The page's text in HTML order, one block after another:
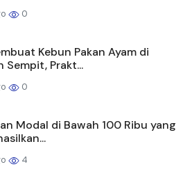
0
Kebun Pakan Ayam di
Sempit, Prakt...
0
Modal di Bawah 100 Ribu yang
4